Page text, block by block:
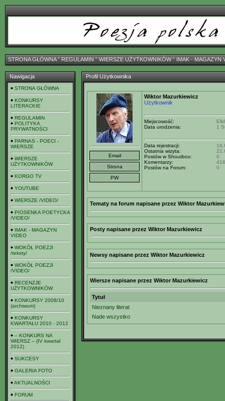
STRONA GŁÓWNAˇ REGULAMIN ˇ WIERSZE UŻYTKOWNIKÓWˇ IMAK - MAGAZYN
Nawigacja
STRONA GŁÓWNA
KONKURSY
LITERACKIE
REGULAMIN
POLITYKA
PRYWATNOŚCI
PARNAS - POECI -
WIERSZE
WIERSZE
UŻYTKOWNIKÓW
KORGO TV
YOUTUBE
WIERSZE /VIDEO/
PIOSENKA POETYCKA
/VIDEO/
IMAK - MAGAZYN
VIDEO
WOKÓŁ POEZJI
/teksty/
WOKÓŁ POEZJI
/VIDEO/
RECENZJE
UŻYTKOWNIKÓW
KONKURSY 2008/10
(archiwum)
KONKURSY
KWARTAŁU 2010 - 2012
-- KONKURS NA
WIERSZ -- (IV kwartał
2012)
SUKCESY
GALERIA FOTO
AKTUALNOŚCI
FORUM
Profil Użytkownika
Wiktor Mazurkiewicz
Użytkownik
Miejscowość:
Data urodzenia:
1
Data rejestracji:
Ostatnia wizyta:
Postów w Shoutbox:
0
Komentarzy:
416
Postów na Forum:
0
Tematy na forum napisane przez Wiktor
Posty napisane przez Wiktor Mazurkiewicz
Newsy napisane przez Wiktor Mazurkiewicz
Wiersze napisane przez Wiktor Mazurkiewicz
Tytuł
Nieznany literat
Nade wszystko